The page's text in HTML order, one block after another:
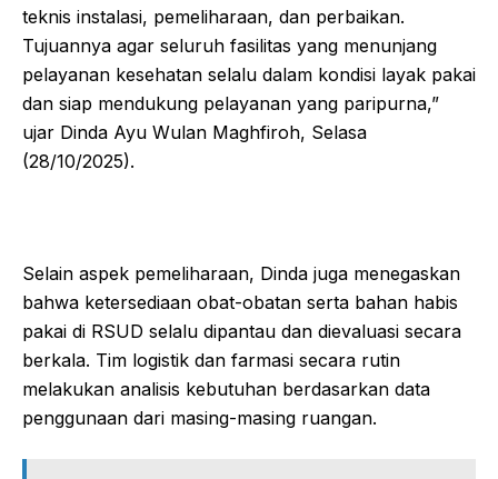
teknis instalasi, pemeliharaan, dan perbaikan.
Tujuannya agar seluruh fasilitas yang menunjang
pelayanan kesehatan selalu dalam kondisi layak pakai
dan siap mendukung pelayanan yang paripurna,”
ujar Dinda Ayu Wulan Maghfiroh, Selasa
(28/10/2025).
Selain aspek pemeliharaan, Dinda juga menegaskan
bahwa ketersediaan obat-obatan serta bahan habis
pakai di RSUD selalu dipantau dan dievaluasi secara
berkala. Tim logistik dan farmasi secara rutin
melakukan analisis kebutuhan berdasarkan data
penggunaan dari masing-masing ruangan.